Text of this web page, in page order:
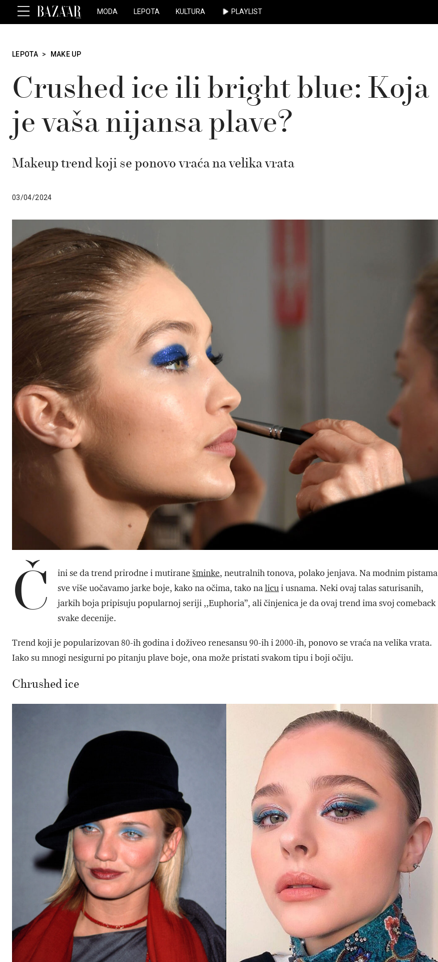
MODA LEPOTA KULTURA PLAYLIST
LEPOTA > MAKE UP
Crushed ice ili bright blue: Koja
je vaša nijansa plave?
Makeup trend koji se ponovo vraća na velika vrata
03/04/2024
Č ini se da trend prirodne i mutirane šminke, neutralnih tonova, polako jenjava. Na modnim pistama
sve više uočavamo jarke boje, kako na očima, tako nalicui usnama. Neki ovaj talas saturisanih,
jarkih boja pripisuju popularnoj seriji ,,Euphoria”, ali činjenica je da ovaj trend ima svoj comeback
svake decenije.
Trend koji je popularizovan 80-ih godina i doživeo renesansu 90-ih i 2000-ih, ponovo se vraća na velika vrata.
Iako su mnogi nesigurni po pitanju plave boje, ona može pristati svakom tipu i boji očiju.
Chrushed ice